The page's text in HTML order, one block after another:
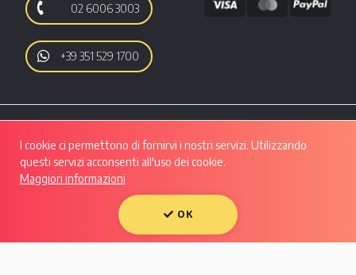
02 6006 3003
+39 351 529 1700
Autoo srl | Viale Luigi Majno, 28 - CAP 20129, MILANO | P.IVA: 10133550961 |
REA: MI - 2508280 | Capitale Sociale: Euro 50.607,29 i.v.
I cookie ci permettono di fornirvi i nostri servizi. Utilizzando
questi servizi acconsenti all'uso dei cookie.
Maggiori informazioni
OK